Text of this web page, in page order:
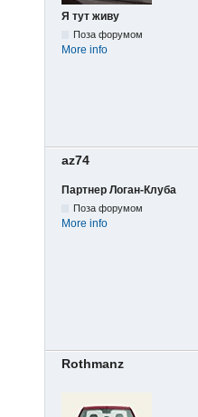
Я тут живу
Поза форумом
More info
az74
Партнер Логан-Клуба
Поза форумом
More info
Rothmanz